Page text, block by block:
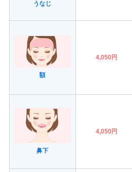
うなじ
額
4,050円
鼻下
4,050円